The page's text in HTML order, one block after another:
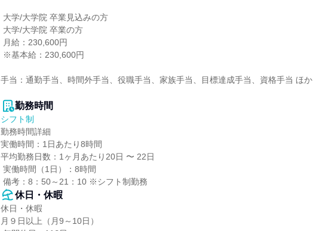
手当：通勤手当、時間外手当、役職手当、家族手当、目標達成手当、資格手当 ほか
勤務時間
シフト制
勤務時間詳細
実働時間：1日あたり8時間
平均勤務日数：1ヶ月あたり20日 〜 22日
備考：8：50～21：10 ※シフト制勤務
休日・休暇
休日・休暇
月９日以上（月9～10日）